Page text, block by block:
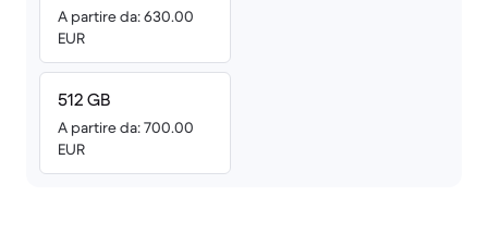
A partire da: 630.00
EUR
512 GB
A partire da: 700.00
EUR